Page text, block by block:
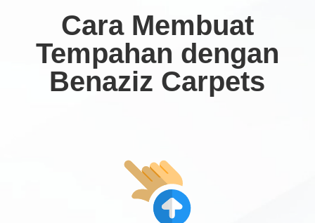
Cara Membuat
Tempahan dengan
Benaziz Carpets